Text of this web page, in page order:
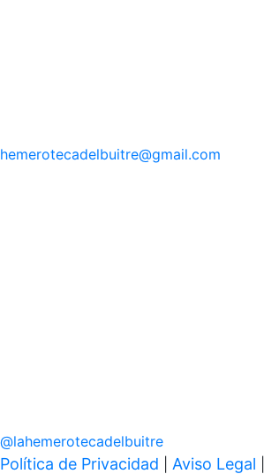
hemerotecadelbuitre@gmail.com
@lahemerotecadelbuitre
Política de Privacidad Aviso Legal